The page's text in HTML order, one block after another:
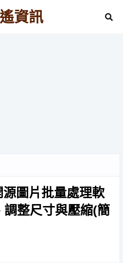
資訊
圖片批量處理軟
調整尺寸與壓縮(簡